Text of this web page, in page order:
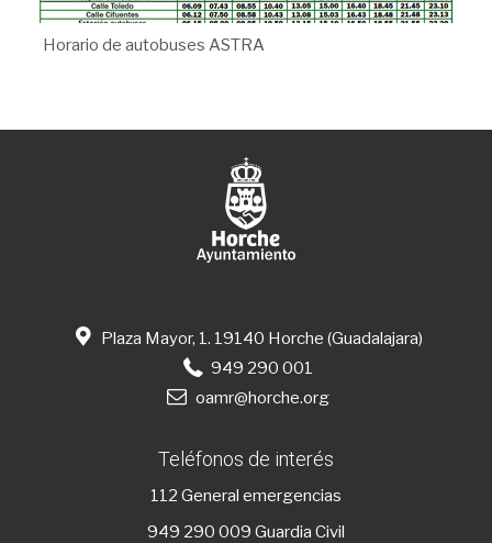
Horario de autobuses ASTRA
Plaza Mayor, 1. 19140 Horche (Guadalajara)
949 290 001
oamr@horche.org
Teléfonos de interés
112 General emergencias
949 290 009 Guardia Civil